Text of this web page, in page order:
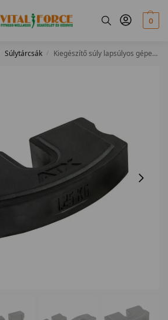
0
Súlytárcsák / Kiegészítő súly lapsúlyos gépekhez